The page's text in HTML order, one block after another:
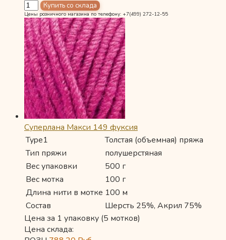
Цены розничного магазина по телефону: +7(499) 272-12-55
Суперлана Макси 149 фуксия
Type1
Толстая (объемная) пряжа
Тип пряжи
полушерстяная
Вес упаковки
500 г
Вес мотка
100 г
Длина нити в мотке 100 м
Состав
Шерсть 25%, Акрил 75%
Цена за 1 упаковку (5 мотков)
Цена склада: